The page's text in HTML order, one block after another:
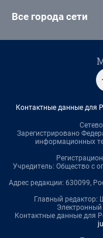
Все города сети
Контактные данные для
Зарегистрировано
информационных
Учредитель: Общество с
Адрес редакции: 630099,
Главный редактор:
Электронный
Контактные данные для